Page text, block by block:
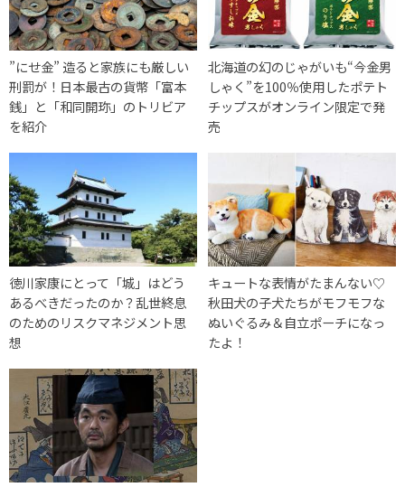
”にせ金” 造ると家族にも厳しい
刑罰が！日本最古の貨幣「富本
銭」と「和同開珎」のトリビア
を紹介
北海道の幻のじゃがいも“今金男
しゃく”を100％使用したポテト
チップスがオンライン限定で発
売
徳川家康にとって「城」はどう
あるべきだったのか？乱世終息
のためのリスクマネジメント思
想
キュートな表情がたまんない♡
秋田犬の子犬たちがモフモフな
ぬいぐるみ＆自立ポーチになっ
たよ！